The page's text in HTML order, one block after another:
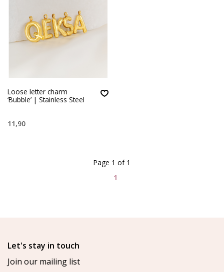
Loose letter charm
‘Bubble’ | Stainless Steel
11,90
1
Page 1 of 1
Let's stay in touch
Join our mailing list